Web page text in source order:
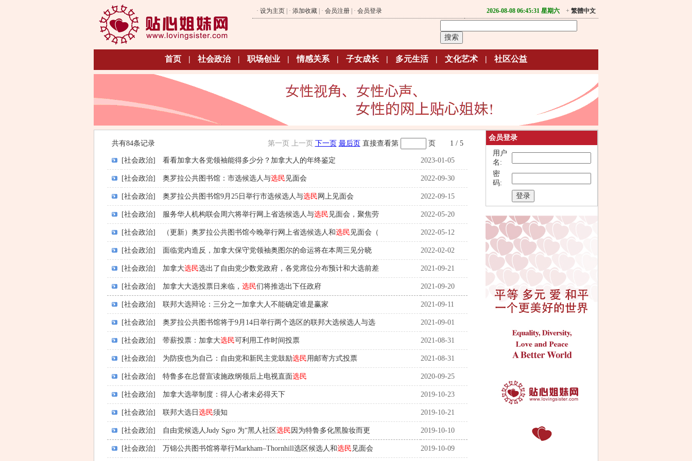
· 设为主页 | · 添加收藏 | · 会员注册 | · 会员登录 2026-08-08 06:45:31 星期六 + 繁體中文
首页 | 社会政治 | 职场创业 | 情感关系 | 子女成长 | 多元生活 | 文化艺术 | 社区公益
共有84条记录 第一页 上一页 下一页 最后页 直接查看第 页 1 / 5
[社会政治] 看看加拿大各党领袖能得多少分？加拿大人的年终鉴定 2023-01-05
[社会政治] 奥罗拉公共图书馆：市选候选人与选民 见面会 2022-09-30
[社会政治] 奥罗拉公共图书馆9月25日举行市选候选人与选民 网上见面会 2022-09-15
[社会政治] 服务华人机构联会周六将举行网上省选候选人与选民 见面会，聚焦劳 2022-05-20
[社会政治] （更新）奥罗拉公共图书馆今晚举行网上省选候选人和选民 见面会（ 2022-05-12
[社会政治] 面临党内造反，加拿大保守党领袖奥图尔的命运将在本周三见分晓 2022-02-02
[社会政治] 加拿大选民选出了自由党少数党政府，各党席位分布预计和大选前差 2021-09-21
[社会政治] 加拿大大选投票日来临， 选民们将推选出下任政府 2021-09-20
[社会政治] 联邦大选辩论：三分之一加拿大人不能确定谁是赢家 2021-09-11
[社会政治] 奥罗拉公共图书馆将于9月14日举行两个选区的联邦大选候选人与选 2021-09-01
[社会政治] 带薪投票：加拿大选民可利用工作时间投票 2021-08-31
[社会政治] 为防疫也为自己：自由党和新民主党鼓励选民用邮寄方式投票 2021-08-31
[社会政治] 特鲁多在总督宣读施政纲领后上电视直面选民 2020-09-25
[社会政治] 加拿大选举制度：得人心者未必得天下 2019-10-23
[社会政治] 联邦大选日 选民须知 2019-10-21
[社会政治] 自由党候选人Judy Sgro 为“黑人社区选民 因为特鲁多化黑脸妆而更 2019-10-10
[社会政治] 万锦公共图书馆将举行Markham–Thornhill选区候选人和选民 见面会 2019-10-09
会员登录
用户
名:
密
码: